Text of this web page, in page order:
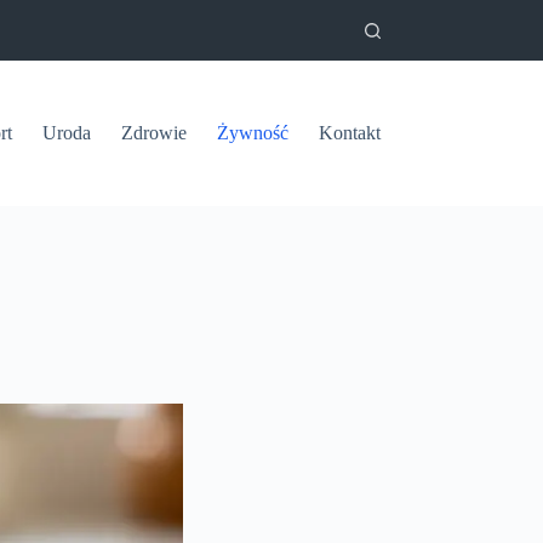
Uroda Zdrowie Żywność Kontakt